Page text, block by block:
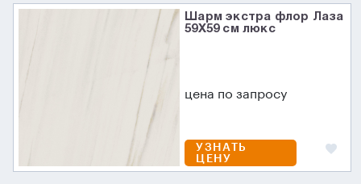
Шарм экстра флор Лаза
59X59 см люкс
цена по запросу
УЗНАТЬ
ЦЕНУ